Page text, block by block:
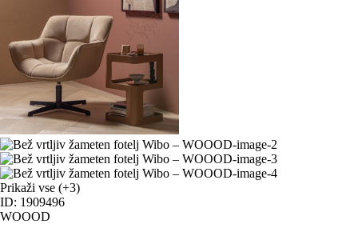
Prikaži vse (+3)
ID: 1909496
WOOOD